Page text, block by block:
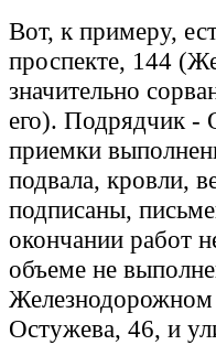
Вот, к примеру,
проспекте, 144
значительно
его). Подрядчик
приемки
подвала, кровли,
подписаны,
окончании работ
объеме не
Железнодорожном
Остужева, 46, и